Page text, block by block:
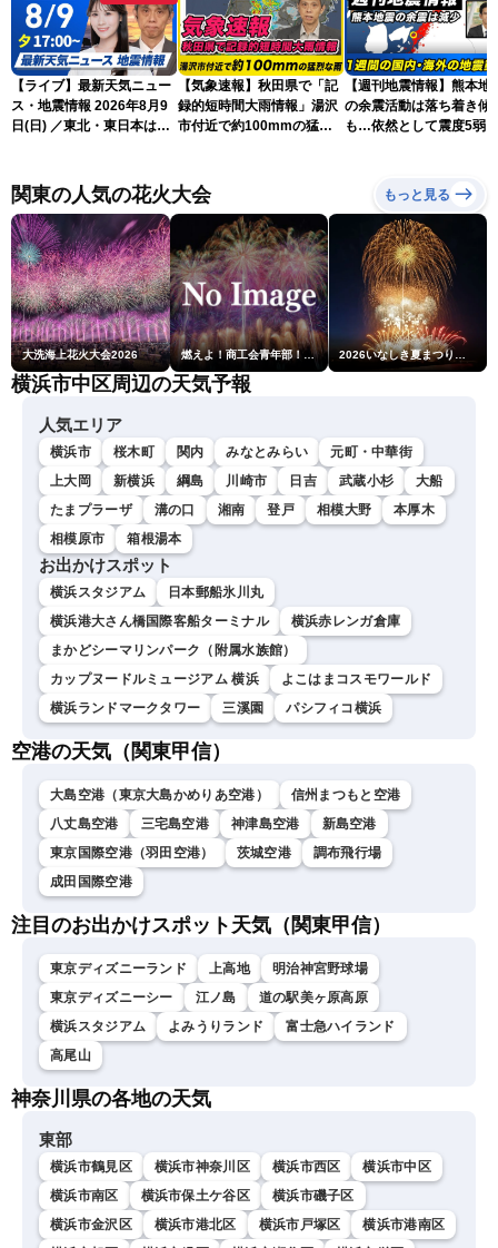
【ライブ】最新天気ニュー
ス・地震情報 2026年8月9
日(日) ／東北・東日本は急
北美月／芳野達郎〉
【気象速報】秋田県で「記
録的短時間大雨情報」湯沢
市付近で約100mmの猛烈
【週刊地震情報】熊本地
の余震活動は落ち着き傾
も…依然として震度5弱警
関東の人気の花火大会 もっと見る
大洗海上花火大会2026 燃えよ！商工会青年部！！第23回こうのす花火大会 2026いなしき夏まつり花火大会
横浜市中区周辺の天気予報
人気エリア
横浜市 桜木町 関内 みなとみらい
元町・中華街
上大岡
新横浜 綱島 川崎市 日吉 武蔵小杉
大船
たまプラーザ
溝の口 湘南 登戸 相模大野
本厚木
相模原市
箱根湯本
お出かけスポット
横浜スタジアム
日本郵船氷川丸
横浜港大さん橋国際客船ターミナル
横浜赤レンガ倉庫
まかどシーマリンパーク（附属水族館）
カップヌードルミュージアム 横浜
よこはまコスモワールド
横浜ランドマークタワー
三溪園 パシフィコ横浜
空港の天気（関東甲信）
大島空港（東京大島かめりあ空港）
信州まつもと空港
八丈島空港
三宅島空港 神津島空港
新島空港
東京国際空港（羽田空港）
茨城空港
調布飛行場
成田国際空港
注目のお出かけスポット天気（関東甲信）
東京ディズニーランド 上高地
明治神宮野球場
東京ディズニーシー
江ノ島
道の駅美ヶ原高原
横浜スタジアム
よみうりランド
富士急ハイランド
高尾山
神奈川県の各地の天気
東部
横浜市鶴見区 横浜市神奈川区 横浜市西区
横浜市中区
横浜市南区
横浜市保土ケ谷区
横浜市磯子区
横浜市金沢区
横浜市港北区 横浜市戸塚区
横浜市港南区